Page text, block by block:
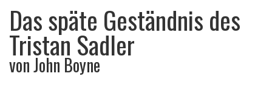
Das späte Geständnis des
Tristan Sadler
vonJohn Boyne